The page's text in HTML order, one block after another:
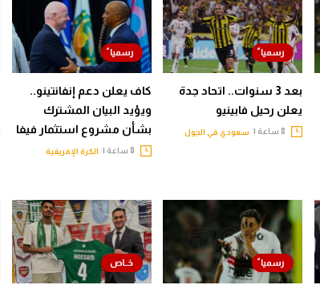
بعد 3 سنوات.. اتحاد جدة
يعلن رحيل فابينيو
سعودي في الجول
كاف يعلن دعم إنفانتينو..
ويؤيد البيان المشترك
بشأن مشروع استثمار فيفا
الكرة الإفريقية